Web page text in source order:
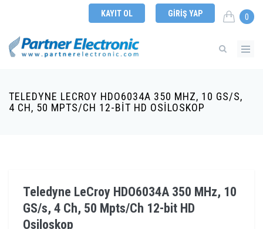
KAYIT OL GIRIŞ YAP 0
TELEDYNE LECROY HDO6034A 350 MHZ, 10 GS/S,
4 CH, 50 MPTS/CH 12-BIT HD OSILOSKOP
Teledyne LeCroy HDO6034A 350 MHz, 10
GS/s, 4 Ch, 50 Mpts/Ch 12-bit HD
Osiloskop